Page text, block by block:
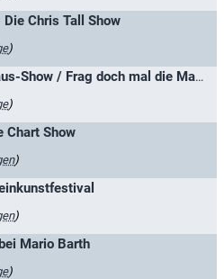
Die Chris Tall Show
)
Die große Maus-Show / Frag doch mal die Maus
)
Chart Show
)
)
Mario Barth
)